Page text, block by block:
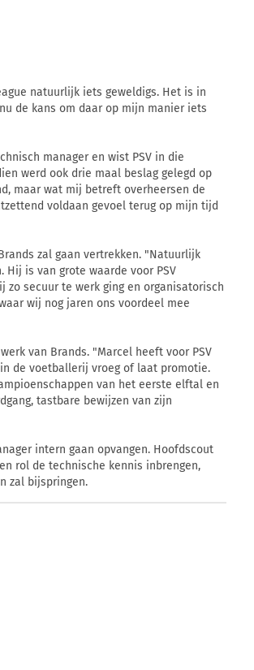
natuurlijk iets geweldigs. Het is in
de kans om daar op mijn manier iets
manager en wist PSV in die
werd ook drie maal beslag gelegd op
maar wat mij betreft overheersen de
voldaan gevoel terug op mijn tijd
zal gaan vertrekken. "Natuurlijk
is van grote waarde voor PSV
zo secuur te werk ging en organisatorisch
wij nog jaren ons voordeel mee
van Brands. "Marcel heeft voor PSV
de voetballerij vroeg of laat promotie.
van het eerste elftal en
tastbare bewijzen van zijn
intern gaan opvangen. Hoofdscout
rol de technische kennis inbrengen,
zal bijspringen.